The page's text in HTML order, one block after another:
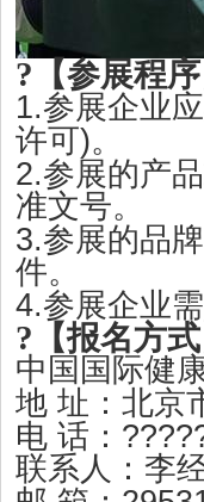
? 【参展程序
1.参展企业
许可)。
2.参展的产
准文号。
3.参展的品
件。
4.参展企业
? 【报名方式
中国国际健
地 址：北京
电 话：
联系人：李